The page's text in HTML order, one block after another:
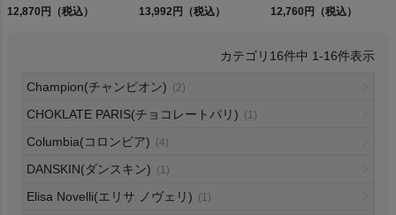
THE NORTH FACE
CHUMS
Skirt 010 270 436
12,870円（税込）
スカート ラップスカー
きスカート プリーツ ト
定番 ONEIL OF DUBLIN
ル
13,992円（税込）
ップスカート チェック
定番 ONEIL OF DUBLIN
12,760円（税込）
16件中 1-16件表示
Champion(チャンピオン) (2)
CHOKLATE PARIS(チョコレートパリ) (1)
Columbia(コロンビア) (4)
DANSKIN(ダンスキン) (1)
Elisa Novelli(エリサ ノヴェリ) (1)